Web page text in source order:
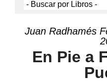
Juan Radhamés
En Pie a